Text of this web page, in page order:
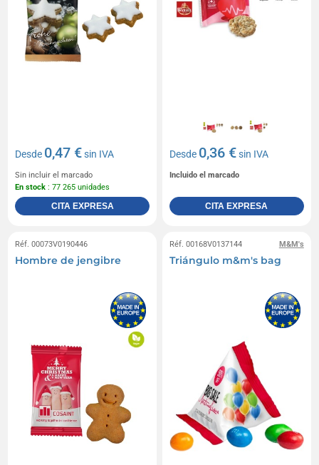
Desde 0,47 €sin IVA
Sin incluir el marcado
En stock : 77 265 unidades
CITA EXPRESA
Desde 0,36 €sin IVA
Incluido el marcado
CITA EXPRESA
Réf. 00073V0190446
Hombre de jengibre
M&M's
Réf. 00168V0137144
Triángulo m&m's bag